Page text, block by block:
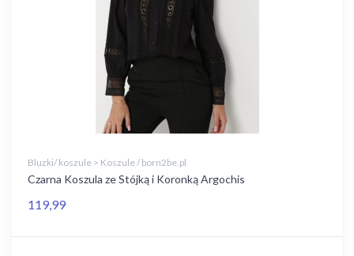
Bluzki/ koszule > Koszule / born2be.pl
Czarna Koszula ze Stójką i Koronką Argochis
119,99